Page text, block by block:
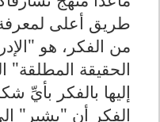
طريق أعلى
من الفكر، هو
الحقيقة المطلقة"
إليها بالفكر بأيِّ
الفكر أن "يشير"